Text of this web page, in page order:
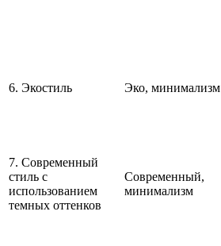
6. Экостиль Эко, минимализм
7. Современный
стиль с
использованием
темных оттенков
Современный,
минимализм